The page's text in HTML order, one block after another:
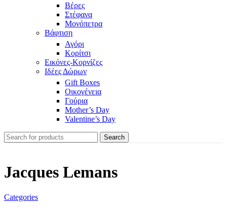
Βέρες
Στέφανα
Μονόπετρα
Βάφτιση
Αγόρι
Κορίτσι
Εικόνες-Κορνίζες
Ιδέες Δώρων
Gift Boxes
Οικογένεια
Γούρια
Mother’s Day
Valentine’s Day
Search
Jacques Lemans
Categories